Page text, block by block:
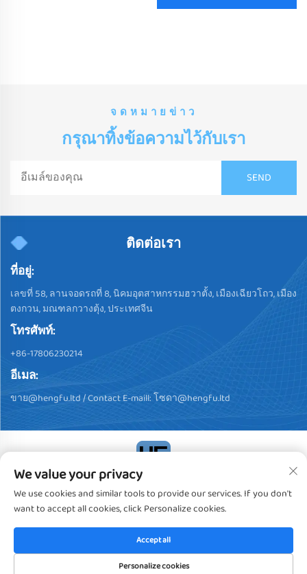
จดหมายข่าว
กรุณาทิ้งข้อความไว้กับเรา
ติดต่อเรา
ที่อยู่:
เลขที่ 58, ลานจอดรถที่ 8, นิคมอุตสาหกรรมฮวาตั้ง, เมืองเฉียวโถว, เมือง
ตงกวน, มณฑลกวางตุ้ง, ประเทศจีน
โทรศัพท์:
+86-17806230214
อีเมล:
ขาย@hengfu.ltd/ Contact E-maill:โซดา@hengfu.ltd
ลิขสิทธิ์ © 2024, Dongguan Hengfu Plastic Products Co., Ltd. สงวน
สิทธิ์ทั้งหมดนโยบายความเป็นส่วนตัว
We value your privacy
We use cookies and similar tools to provide our services. If you don't
want to accept all cookies, click Personalize cookies.
Personalize cookies
Accept all